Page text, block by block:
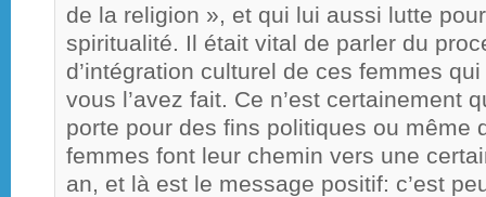
de la religion », et qui lui aussi lutte
spiritualité. Il était vital de parler du
d’intégration culturel de ces femmes
vous l’avez fait. Ce n’est certainement
porte pour des fins politiques ou même
femmes font leur chemin vers une
an, et là est le message positif: c’est